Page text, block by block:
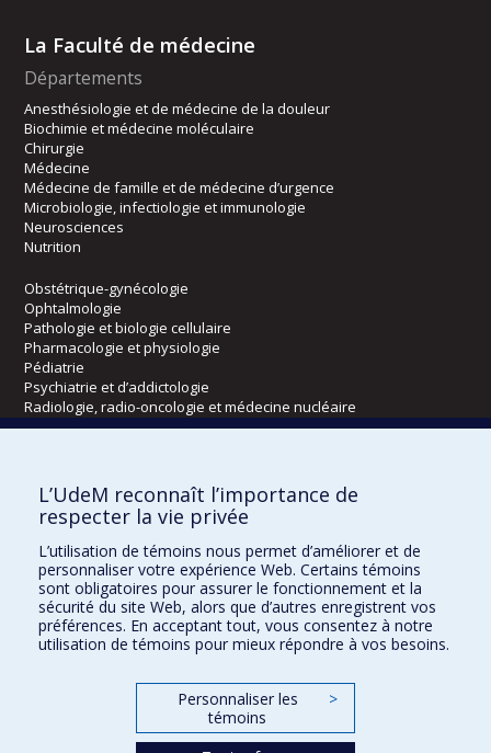
La Faculté de médecine
Départements
Anesthésiologie et de médecine de la douleur
Biochimie et médecine moléculaire
Chirurgie
Médecine
Médecine de famille et de médecine d’urgence
Microbiologie, infectiologie et immunologie
Neurosciences
Nutrition
Obstétrique-gynécologie
Ophtalmologie
Pathologie et biologie cellulaire
Pharmacologie et physiologie
Pédiatrie
Psychiatrie et d’addictologie
Radiologie, radio-oncologie et médecine nucléaire
Kinésiologie et des sciences de l’activité physique
Orthophonie et audiologie
Réadaptation
Directions
DPC
CPASS
L’UdeM reconnaît l’importance de
respecter la vie privée
L’utilisation de témoins nous permet d’améliorer et de
personnaliser votre expérience Web. Certains témoins
sont obligatoires pour assurer le fonctionnement et la
sécurité du site Web, alors que d’autres enregistrent vos
préférences. En acceptant tout, vous consentez à notre
utilisation de témoins pour mieux répondre à vos besoins.
Personnaliser les
témoins
>